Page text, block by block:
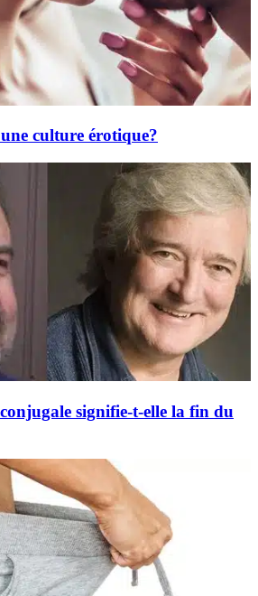
culture érotique?
signifie-t-elle la fin du